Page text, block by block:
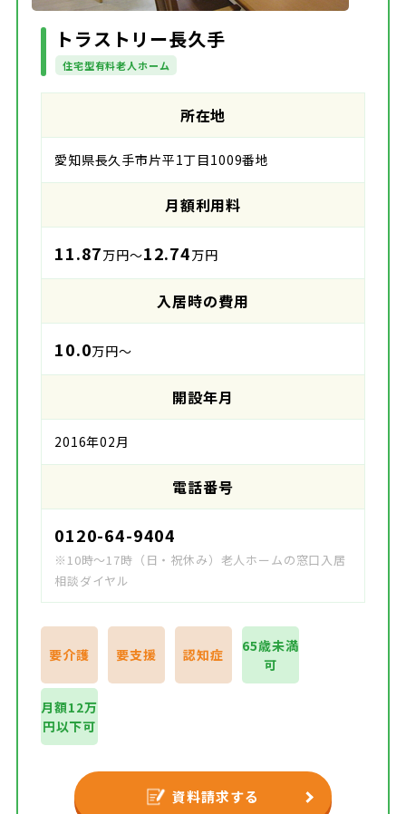
トラストリー長久手
住宅型有料老人ホーム
所在地
愛知県長久手市片平1丁目1009番地
月額利用料
11.87万円～12.74万円
入居時の費用
10.0万円～
開設年月
2016年02月
電話番号
0120-64-9404
※10時～17時（日・祝休み）老人ホームの窓口入居
相談ダイヤル
要介護 要支援 認知症
65歳未満
可
月額12万
円以下可
資料請求する